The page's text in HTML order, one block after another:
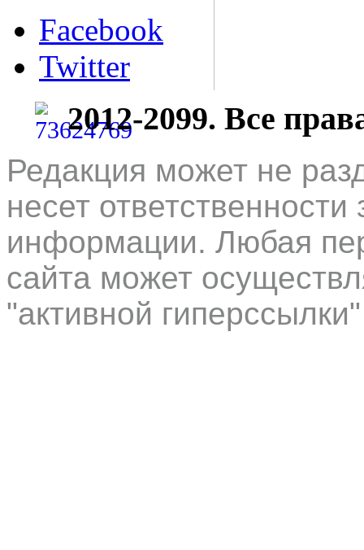
Facebook
Twitter
2012-2099. Все
Редакция может не
несет
информации. Любая
сайта может
"активной